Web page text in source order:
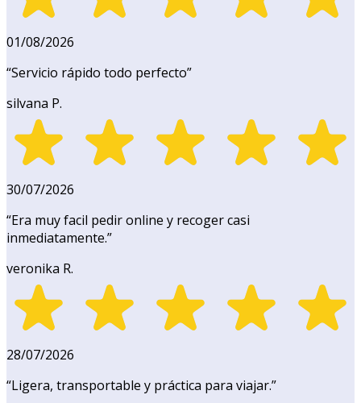
01/08/2026
“Servicio rápido todo perfecto”
silvana P.
30/07/2026
“Era muy facil pedir online y recoger casi
inmediatamente.”
veronika R.
28/07/2026
“Ligera, transportable y práctica para viajar.”